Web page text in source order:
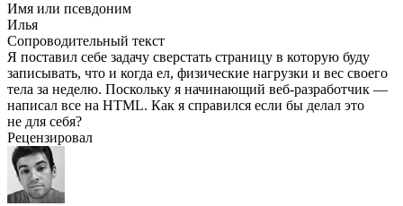
Имя или псевдоним
Илья
Сопроводительный текст
Я поставил себе задачу сверстать страницу в которую буду
записывать, что и когда ел, физические нагрузки и вес своего
тела за неделю. Поскольку я начинающий веб-разработчик —
написал все на HTML. Как я справился если бы делал это
не для себя?
Рецензировал